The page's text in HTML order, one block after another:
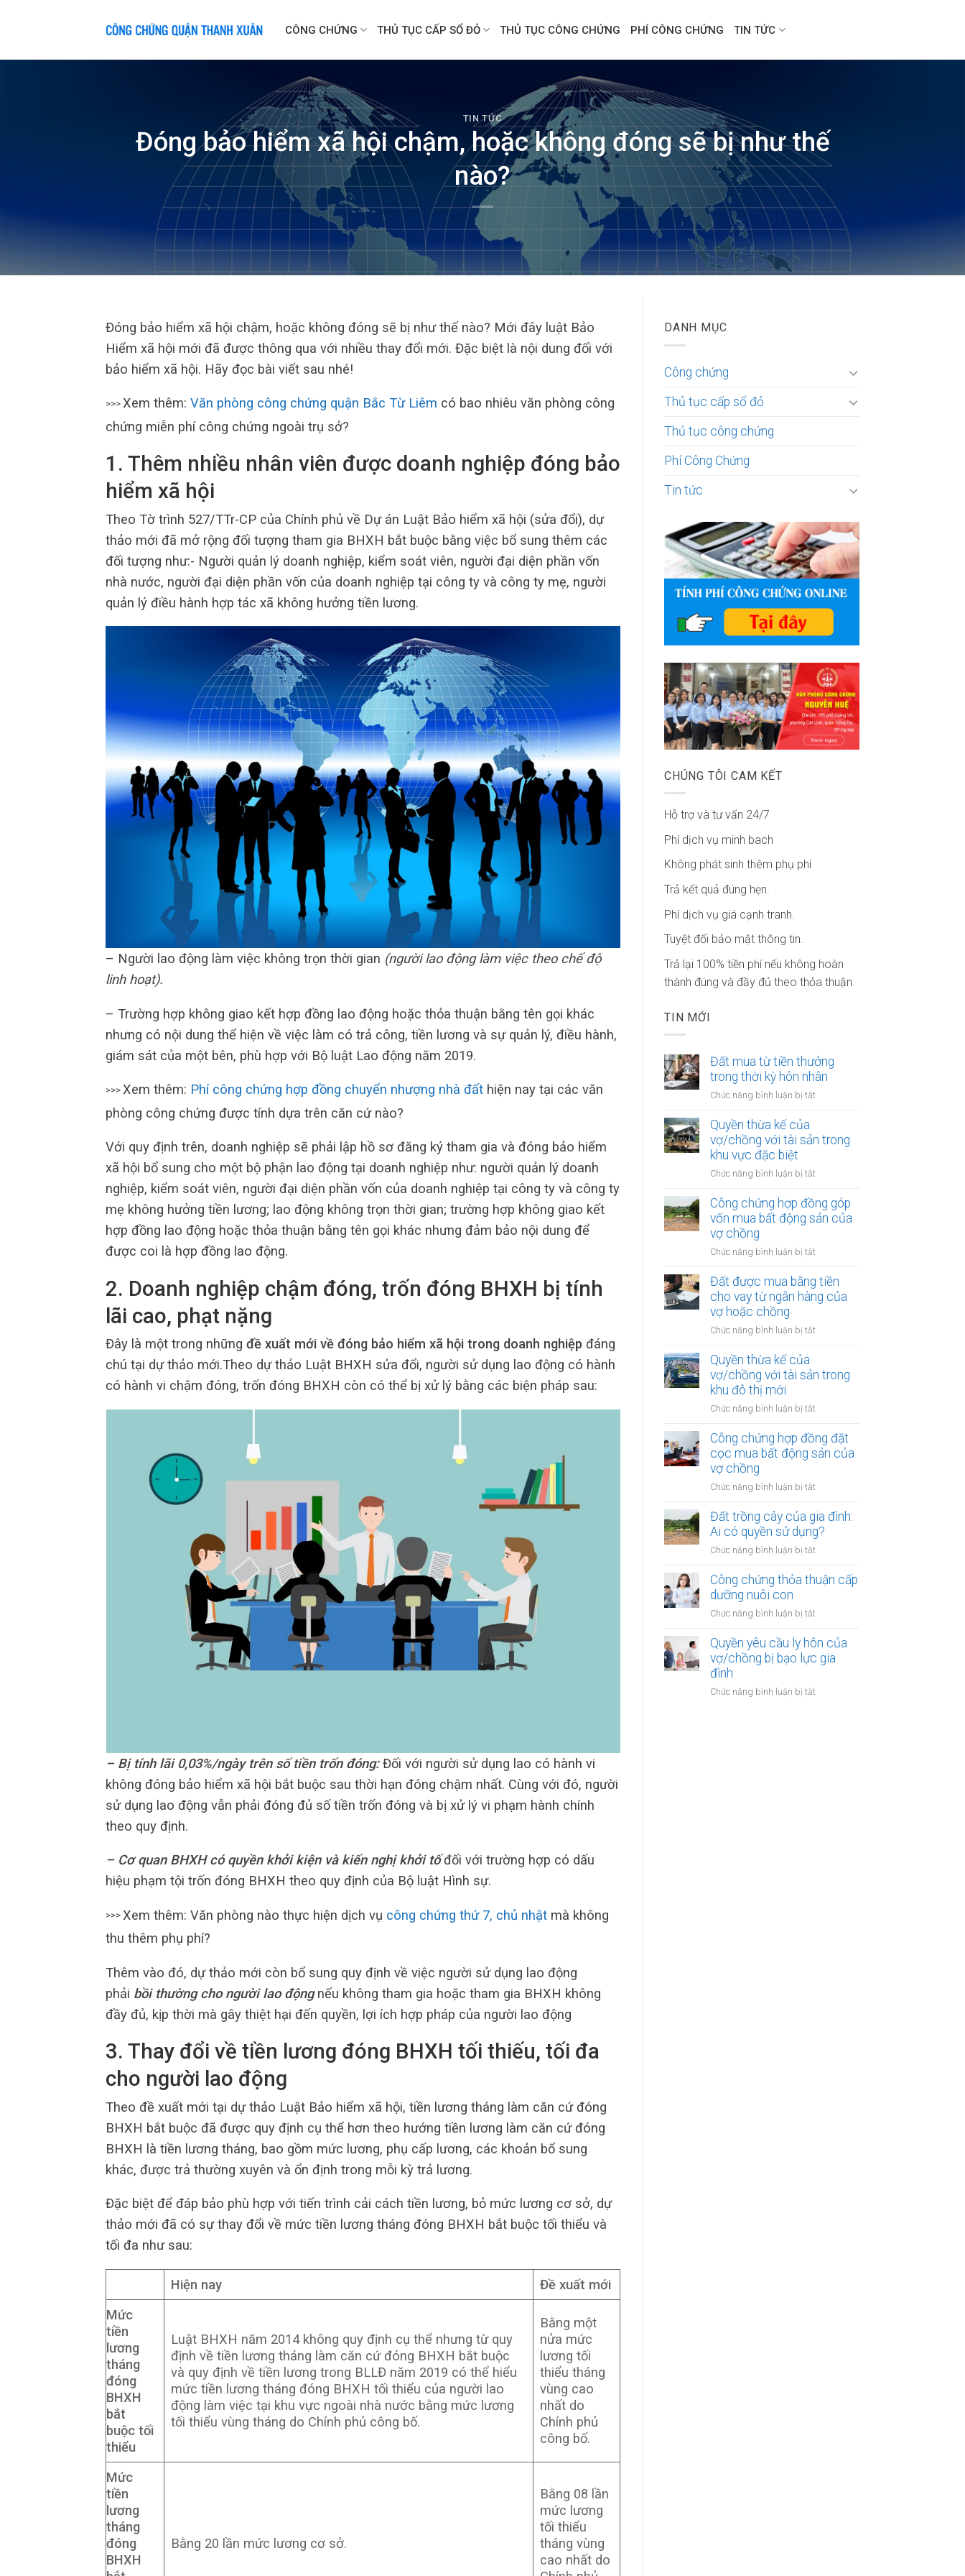
CÔNG CHỨNG THỦ TỤC CẤP SỔ ĐỎ THỦ TỤC CÔNG CHỨNG PHÍ CÔNG CHỨNG TIN TỨC
TIN TỨC
Đóng bảo hiểm xã hội chậm, hoặc không đóng sẽ bị như thế
nào?
Đóng bảo hiểm xã hội chậm, hoặc không đóng sẽ bị như thế nào? Mới đây luật Bảo
Hiểm xã hội mới đã được thông qua với nhiều thay đổi mới. Đặc biệt là nội dung đối với
bảo hiểm xã hội. Hãy đọc bài viết sau nhé!
>>> Xem thêm: Văn phòng công chứng quận Bắc Từ Liêm có bao nhiêu văn phòng công
chứng miễn phí công chứng ngoài trụ sở?
1. Thêm nhiều nhân viên được doanh nghiệp đóng bảo
hiểm xã hội
Theo Tờ trình 527/TTr-CP của Chính phủ về Dự án Luật Bảo hiểm xã hội (sửa đổi), dự
thảo mới đã mở rộng đối tượng tham gia BHXH bắt buộc bằng việc bổ sung thêm các
đối tượng như:- Người quản lý doanh nghiệp, kiểm soát viên, người đại diện phần vốn
nhà nước, người đại diện phần vốn của doanh nghiệp tại công ty và công ty mẹ, người
quản lý điều hành hợp tác xã không hưởng tiền lương.
– Người lao động làm việc không trọn thời gian (người lao động làm việc theo chế độ
linh hoạt).
– Trường hợp không giao kết hợp đồng lao động hoặc thỏa thuận bằng tên gọi khác
nhưng có nội dung thể hiện về việc làm có trả công, tiền lương và sự quản lý, điều hành,
giám sát của một bên, phù hợp với Bộ luật Lao động năm 2019.
>>> Xem thêm: Phí công chứng hợp đồng chuyển nhượng nhà đất hiện nay tại các văn
phòng công chứng được tính dựa trên căn cứ nào?
Với quy định trên, doanh nghiệp sẽ phải lập hồ sơ đăng ký tham gia và đóng bảo hiểm
xã hội bổ sung cho một bộ phận lao động tại doanh nghiệp như: người quản lý doanh
nghiệp, kiểm soát viên, người đại diện phần vốn của doanh nghiệp tại công ty và công ty
mẹ không hưởng tiền lương; lao động không trọn thời gian; trường hợp không giao kết
hợp đồng lao động hoặc thỏa thuận bằng tên gọi khác nhưng đảm bảo nội dung để
được coi là hợp đồng lao động.
2. Doanh nghiệp chậm đóng, trốn đóng BHXH bị tính
lãi cao, phạt nặng
Đây là một trong những đề xuất mới về đóng bảo hiểm xã hội trong doanh nghiệp đáng
chú tại dự thảo mới.Theo dự thảo Luật BHXH sửa đổi, người sử dụng lao động có hành
có hành vi chậm đóng, trốn đóng BHXH còn có thể bị xử lý bằng các biện pháp sau:
– Bị tính lãi 0,03%/ngày trên số tiền trốn đóng:Đối với người sử dụng lao có hành vi
không đóng bảo hiểm xã hội bắt buộc sau thời hạn đóng chậm nhất. Cùng với đó, người
sử dụng lao động vẫn phải đóng đủ số tiền trốn đóng và bị xử lý vi phạm hành chính
theo quy định.
– Cơ quan BHXH có quyền khởi kiện và kiến nghị khởi tốđối với trường hợp có dấu
hiệu phạm tội trốn đóng BHXH theo quy định của Bộ luật Hình sự.
>>> Xem thêm: Văn phòng nào thực hiện dịch vụ công chứng thứ 7, chủ nhật mà không
thu thêm phụ phí?
Thêm vào đó, dự thảo mới còn bổ sung quy định về việc người sử dụng lao động
phải bồi thường cho người lao độngnếu không tham gia hoặc tham gia BHXH không
đầy đủ, kịp thời mà gây thiệt hại đến quyền, lợi ích hợp pháp của người lao động
3. Thay đổi về tiền lương đóng BHXH tối thiếu, tối đa
cho người lao động
Theo đề xuất mới tại dự thảo Luật Bảo hiểm xã hội, tiền lương tháng làm căn cứ đóng
BHXH bắt buộc đã được quy định cụ thể hơn theo hướng tiền lương làm căn cứ đóng
BHXH là tiền lương tháng, bao gồm mức lương, phụ cấp lương, các khoản bổ sung
khác, được trả thường xuyên và ổn định trong mỗi kỳ trả lương.
Đặc biệt để đáp bảo phù hợp với tiến trình cải cách tiền lương, bỏ mức lương cơ sở, dự
thảo mới đã có sự thay đổi về mức tiền lương tháng đóng BHXH bắt buộc tối thiểu và
tối đa như sau:
Hiện nay
Đề xuất mới
Mức
tiền
lương
tháng
đóng
BHXH
bắt
buộc tối
thiểu
Luật BHXH năm 2014 không quy định cụ thể nhưng từ quy
định về tiền lương tháng làm căn cứ đóng BHXH bắt buộc
và quy định về tiền lương trong BLLĐ năm 2019 có thể hiểu
mức tiền lương tháng đóng BHXH tối thiểu của người lao
động làm việc tại khu vực ngoài nhà nước bằng mức lương
tối thiểu vùng tháng do Chính phủ công bố.
Bằng một
nửa mức
lương tối
thiểu tháng
vùng cao
nhất do
Chính phủ
công bố.
Mức
tiền
lương
tháng
đóng
BHXH
Bằng 20 lần mức lương cơ sở.
Bằng 08 lần
mức lương
tối thiểu
tháng vùng
cao nhất do
DANH MỤC
Công chứng
Thủ tục cấp sổ đỏ
Thủ tục công chứng
Phí Công Chứng
Tin tức
CHÚNG TÔI CAM KẾT
Hỗ trợ và tư vấn 24/7
Phí dịch vụ minh bach
Không phát sinh thêm phụ phí
Trả kết quả đúng hẹn.
Phí dịch vụ giá cạnh tranh.
Tuyệt đối bảo mật thông tin.
Trả lại 100% tiền phí nếu không hoàn
thành đúng và đầy đủ theo thỏa thuận.
TIN MỚI
Đất mua từ tiền thưởng
trong thời kỳ hôn nhân
Chức năng bình luận bị tắt
từ
trong
kỳ
hôn
Quyền thừa kế của
vợ/chồng với tài sản trong
khu vực đặc biệt
Chức năng bình luận bị tắt
thừa
kế
với
sản
trong
Công chứng hợp đồng góp
vốn mua bất động sản của
vợ chồng
Chức năng bình luận bị tắt
chứng
hợp
đồng
vốn
động
Đất được mua bằng tiền
cho vay từ ngân hàng của
vợ hoặc chồng
Chức năng bình luận bị tắt
mua
cho
từ
ngân
chồng
Quyền thừa kế của
vợ/chồng với tài sản trong
khu đô thị mới
Chức năng bình luận bị tắt
thừa
kế
với
sản
trong
mới
Công chứng hợp đồng đặt
cọc mua bất động sản của
vợ chồng
Chức năng bình luận bị tắt
chứng
hợp
đồng
đặt
mua
vợ
chồng
Đất trồng cây của gia đình:
Ai có quyền sử dụng?
Chức năng bình luận bị tắt
trồng
gia
Ai
có
Công chứng thỏa thuận cấp
dưỡng nuôi con
Chức năng bình luận bị tắt
chứng
thỏa
thuận
dưỡng
Quyền yêu cầu ly hôn của
vợ/chồng bị bạo lực gia
đình
Chức năng bình luận bị tắt